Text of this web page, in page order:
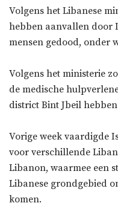
Volgens het Libanese
hebben aanvallen door
mensen gedood, onder
Volgens het ministerie
de medische
district Bint Jbeil
Vorige week vaardigde
voor verschillende
Libanon, waarmee een
Libanese grondgebied
komen.